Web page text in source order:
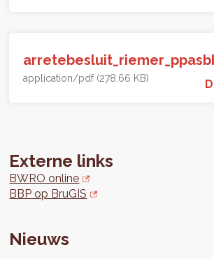
application/pdf (278.66 KB)
Externe links
BWRO online
BBP op BruGIS
Nieuws